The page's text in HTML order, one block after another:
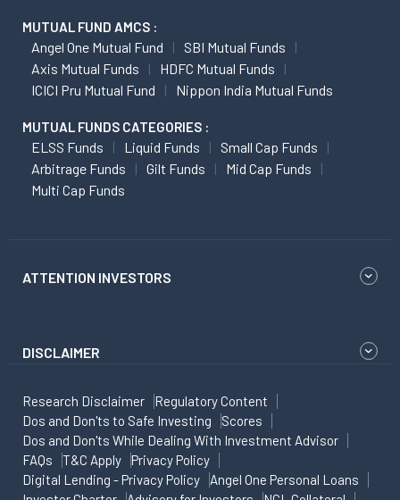
MUTUAL FUND AMCS :
Angel One Mutual Fund
SBI Mutual Funds
Axis Mutual Funds
HDFC Mutual Funds
ICICI Pru Mutual Fund
Nippon India Mutual Funds
MUTUAL FUNDS CATEGORIES :
ELSS Funds Liquid Funds
Small Cap Funds
Arbitrage Funds
Gilt Funds
Mid Cap Funds
Multi Cap Funds
ATTENTION INVESTORS
DISCLAIMER
Research Disclaimer
Regulatory Content
Dos and Don'ts to Safe Investing
Scores
Dos and Don'ts While Dealing With Investment Advisor
FAQs
T&C Apply
Privacy Policy
Digital Lending - Privacy Policy
Angel One Personal Loans